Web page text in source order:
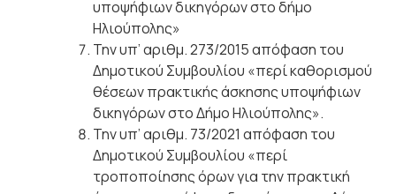
υποψήφιων δικηγόρων στο δήμο
Ηλιούπολης»
Την υπ’ αριθμ. 273/2015 απόφαση του
Δημοτικού Συμβουλίου «περί καθορισμού
θέσεων πρακτικής άσκησης υποψήφιων
δικηγόρων στο Δήμο Ηλιούπολης».
Την υπ’ αριθμ. 73/2021 απόφαση του
Δημοτικού Συμβουλίου «περί
τροποποίησης όρων για την πρακτική